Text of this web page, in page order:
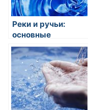
Реки и ручьи:
основные
источники пресной
воды на планете